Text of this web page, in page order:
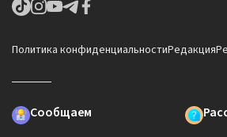
Политика конфиденциальностиРедакция
Сообщаем